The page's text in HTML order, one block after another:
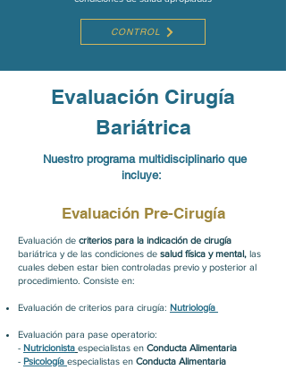
CONTROL
Evaluación Cirugía
Bariátrica
Nuestro programa multidisciplinario que
incluye:
Evaluación Pre-Cirugía
Evaluación de criterios para la indicación de cirugía
bariátrica y de las condiciones de salud física y mental, las
cuales deben estar bien controladas previo y posterior al
procedimiento. Consiste en:
Evaluación de criterios para cirugía: Nutriología
Evaluación para pase operatorio:
- Nutricionista especialistas en Conducta Alimentaria
- Psicología especialistas en Conducta Alimentaria